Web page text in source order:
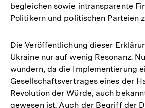
begleichen sowie intransparente
Politikern und politischen Parteien
Die Veröffentlichung dieser
Ukraine nur auf wenig Resonanz.
wundern, da die Implementierung
Gesellschaftsvertrages eines der
Revolution der Würde, auch
gewesen ist. Auch der Begriff der